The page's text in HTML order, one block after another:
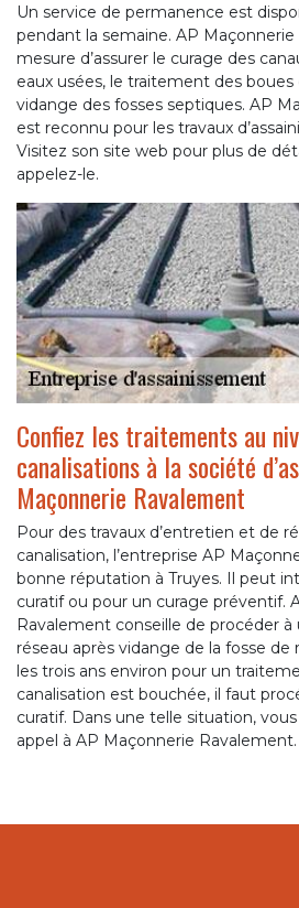
Un service de permanence est
pendant la semaine. AP
mesure d’assurer le curage des
eaux usées, le traitement des boues
vidange des fosses septiques. AP
est reconnu pour les travaux
Visitez son site web pour plus de
appelez-le.
Confiez les traitements au
canalisations à la société
Maçonnerie Ravalement
Pour des travaux d’entretien et de
canalisation, l’entreprise AP
bonne réputation à Truyes. Il peut
curatif ou pour un curage préventif.
Ravalement conseille de procéder à
réseau après vidange de la fosse
les trois ans environ pour un
canalisation est bouchée, il faut
curatif. Dans une telle situation,
appel à AP Maçonnerie Ravalement.